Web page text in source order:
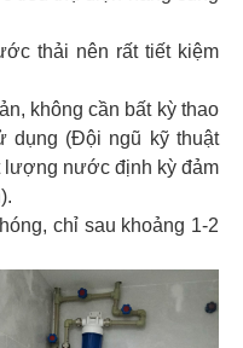
thải nên rất tiết kiệm
không cần bất kỳ thao
dụng (Đội ngũ kỹ thuật
lượng nước định kỳ đảm
chỉ sau khoảng 1-2